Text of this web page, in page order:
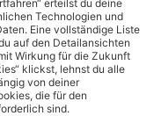
sozialen Netzwerken